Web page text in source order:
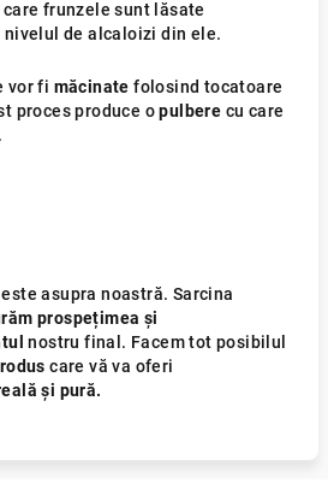
frunzele sunt lăsate
de alcaloizi din ele.
vor fi măcinate folosind tocatoare
proces produce o pulbere cu care
este asupra noastră. Sarcina
prospețimea și
nostru final. Facem tot posibilul
care vă va oferi
și pură.